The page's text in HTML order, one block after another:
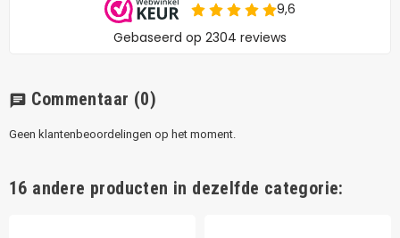
chat Commentaar (0)
Geen klantenbeoordelingen op het moment.
16 andere producten in dezelfde categorie: